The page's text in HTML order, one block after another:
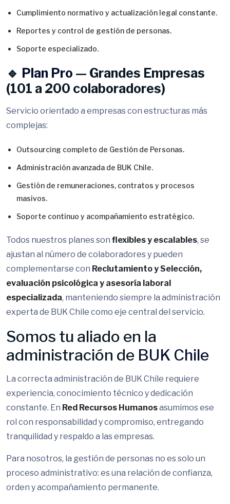
Cumplimiento normativo y actualización legal constante.
Reportes y control de gestión de personas.
Soporte especializado.
🔹 Plan Pro — Grandes Empresas
(101 a 200 colaboradores)
Servicio orientado a empresas con estructuras más
complejas:
Outsourcing completo de Gestión de Personas.
Administración avanzada de BUK Chile.
Gestión de remuneraciones, contratos y procesos
masivos.
Soporte continuo y acompañamiento estratégico.
Todos nuestros planes son flexibles y escalables, se
ajustan al número de colaboradores y pueden
complementarse con Reclutamiento y Selección,
evaluación psicológica y asesoría laboral
especializada, manteniendo siempre la administración
experta de BUK Chile como eje central del servicio.
Somos tu aliado en la
administración de BUK Chile
La correcta administración de BUK Chile requiere
experiencia, conocimiento técnico y dedicación
constante. En Red Recursos Humanosasumimos ese
rol con responsabilidad y compromiso, entregando
tranquilidad y respaldo a las empresas.
Para nosotros, la gestión de personas no es solo un
proceso administrativo: es una relación de confianza,
orden y acompañamiento permanente.